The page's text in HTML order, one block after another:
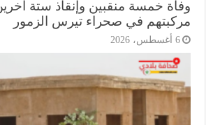
خمسة منقبين وإنقاذ ستة آخرين
في صحراء تيرس الزمور